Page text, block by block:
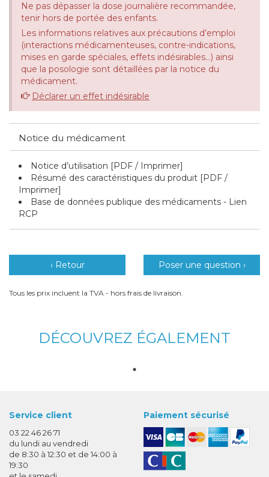
Ne pas dépasser la dose journalière recommandée,
tenir hors de portée des enfants.
Les informations relatives aux précautions d’emploi
(interactions médicamenteuses, contre-indications,
mises en garde spéciales, effets indésirables...) ainsi
que la posologie sont détaillées par la notice du
médicament.
Déclarer un effet indésirable
Notice du médicament
Notice d’utilisation [PDF / Imprimer]
Résumé des caractéristiques du produit [PDF /
Imprimer]
Base de données publique des médicaments - Lien
RCP
‹ Retour Poser une question ›
Tous les prix incluent la TVA - hors frais de livraison.
DÉCOUVREZ ÉGALEMENT
Service client
03 22 46 26 71
du lundi au vendredi
de 8:30 à 12:30 et de 14:00 à
19:30
Paiement sécurisé